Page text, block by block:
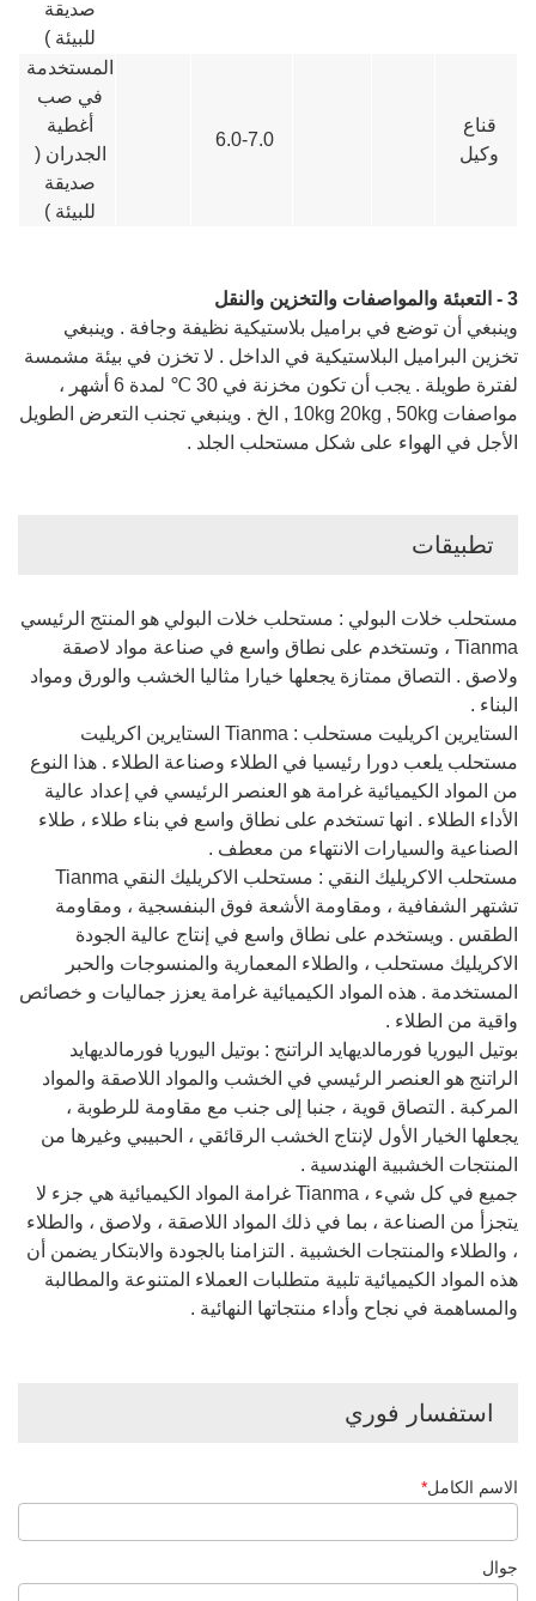
صديقة
للبيئة )
قناع
وكيل
6.0-7.0
المستخدمة
في صب
أغطية
الجدران (
صديقة
للبيئة )
3 - التعبئة والمواصفات والتخزين والنقل
وينبغي أن توضع في براميل بلاستيكية نظيفة وجافة . وينبغي
تخزين البراميل البلاستيكية في الداخل . لا تخزن في بيئة مشمسة
لفترة طويلة . يجب أن تكون مخزنة في 30 ℃ لمدة 6 أشهر ،
مواصفات 10kg 20kg , 50kg , الخ . وينبغي تجنب التعرض الطويل
الأجل في الهواء على شكل مستحلب الجلد .
تطبيقات
مستحلب خلات البولي : مستحلب خلات البولي هو المنتج الرئيسي
Tianma ، وتستخدم على نطاق واسع في صناعة مواد لاصقة
ولاصق . التصاق ممتازة يجعلها خيارا مثاليا الخشب والورق ومواد
البناء .
الستايرين اكريليت مستحلب : Tianma الستايرين اكريليت
مستحلب يلعب دورا رئيسيا في الطلاء وصناعة الطلاء . هذا النوع
من المواد الكيميائية غرامة هو العنصر الرئيسي في إعداد عالية
الأداء الطلاء . انها تستخدم على نطاق واسع في بناء طلاء ، طلاء
الصناعية والسيارات الانتهاء من معطف .
مستحلب الاكريليك النقي : مستحلب الاكريليك النقي Tianma
تشتهر الشفافية ، ومقاومة الأشعة فوق البنفسجية ، ومقاومة
الطقس . ويستخدم على نطاق واسع في إنتاج عالية الجودة
الاكريليك مستحلب ، والطلاء المعمارية والمنسوجات والحبر
المستخدمة . هذه المواد الكيميائية غرامة يعزز جماليات و خصائص
واقية من الطلاء .
بوتيل اليوريا فورمالديهايد الراتنج : بوتيل اليوريا فورمالديهايد
الراتنج هو العنصر الرئيسي في الخشب والمواد اللاصقة والمواد
المركبة . التصاق قوية ، جنبا إلى جنب مع مقاومة للرطوبة ،
يجعلها الخيار الأول لإنتاج الخشب الرقائقي ، الحبيبي وغيرها من
المنتجات الخشبية الهندسية .
جميع في كل شيء ، Tianma غرامة المواد الكيميائية هي جزء لا
يتجزأ من الصناعة ، بما في ذلك المواد اللاصقة ، ولاصق ، والطلاء
، والطلاء والمنتجات الخشبية . التزامنا بالجودة والابتكار يضمن أن
هذه المواد الكيميائية تلبية متطلبات العملاء المتنوعة والمطالبة
والمساهمة في نجاح وأداء منتجاتها النهائية .
استفسار فوري
الاسم الكامل*
جوال